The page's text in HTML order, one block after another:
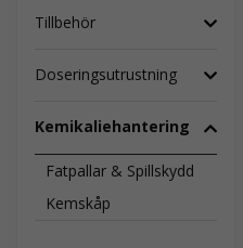
Tillbehör
Doseringsutrustning
Kemikaliehantering
Fatpallar & Spillskydd
Kemskåp